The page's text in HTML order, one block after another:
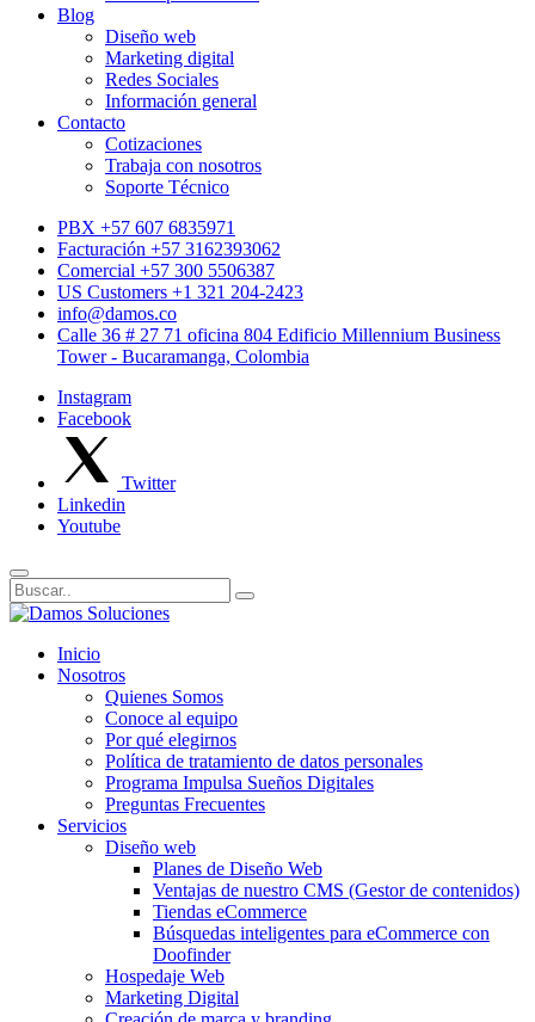
Blog
Diseño web
Marketing digital
Redes Sociales
Información general
Contacto
Cotizaciones
Trabaja con nosotros
Soporte Técnico
PBX +57 607 6835971
Facturación +57 3162393062
Comercial +57 300 5506387
US Customers +1 321 204-2423
info@damos.co
Calle 36 # 27 71 oficina 804 Edificio Millennium Business
Tower - Bucaramanga, Colombia
Instagram
Facebook
Twitter
Linkedin
Youtube
Inicio
Nosotros
Quienes Somos
Conoce al equipo
Por qué elegirnos
Política de tratamiento de datos personales
Programa Impulsa Sueños Digitales
Preguntas Frecuentes
Servicios
Diseño web
Planes de Diseño Web
Ventajas de nuestro CMS (Gestor de contenidos)
Tiendas eCommerce
Búsquedas inteligentes para eCommerce con
Doofinder
Hospedaje Web
Marketing Digital